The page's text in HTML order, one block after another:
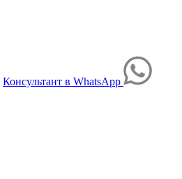
Консультант в WhatsApp